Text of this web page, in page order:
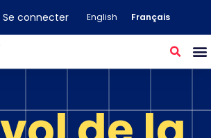
Se connecter English Français